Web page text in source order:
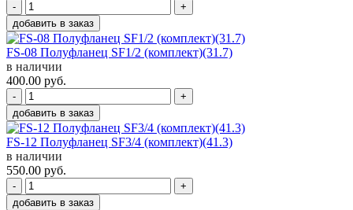
-
+
добавить в заказ
FS-08 Полуфланец SF1/2 (комплект)(31.7)
в наличии
400.00 руб.
-
+
добавить в заказ
FS-12 Полуфланец SF3/4 (комплект)(41.3)
в наличии
550.00 руб.
-
+
добавить в заказ